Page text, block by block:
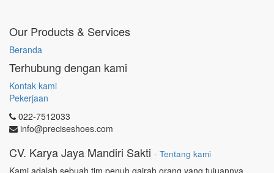
Our Products & Services
Beranda
Terhubung dengan kami
Kontak kami
Pekerjaan
022-7512033
info@preciseshoes.com
CV. Karya Jaya Mandiri Sakti - Tentang kami
Kami adalah sebuah tim penuh gairah orang yang tujuannya